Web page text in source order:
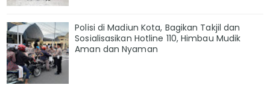
Polisi di Madiun Kota, Bagikan Takjil dan
Sosialisasikan Hotline 110, Himbau Mudik
Aman dan Nyaman